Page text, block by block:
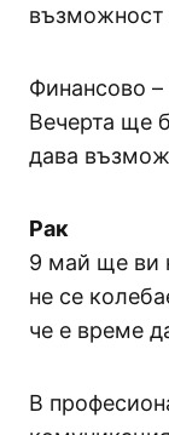
възможност
Финансово
Вечерта ще
дава
Рак
9 май ще ви
не се
че е време
В